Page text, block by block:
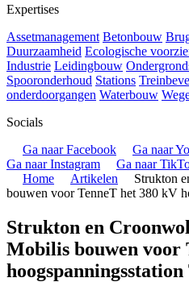
Expertises
Assetmanagement Betonbouw
Duurzaamheid Ecologische
Industrie Leidingbouw
Spooronderhoud Stations
onderdoorgangen Waterbouw
Socials
Ga naar Facebook
Ga naar
Ga naar Instagram
Ga naar
Home
Artikelen
Strukton
bouwen voor TenneT het 380 kV
Strukton en
Mobilis bouwen voor